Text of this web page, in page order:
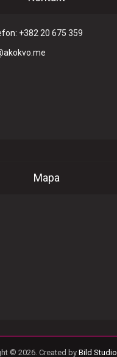
+382 20 675 359
Mapa
© 2026. Created by Bild Studio